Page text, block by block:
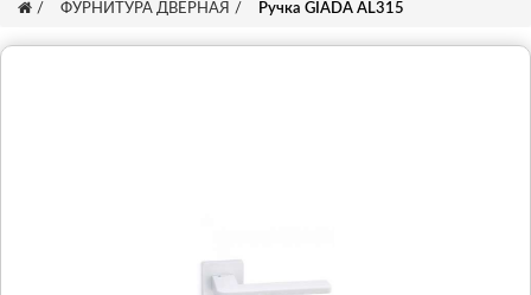
ФУРНИТУРА ДВЕРНАЯ Ручка GIADA AL315